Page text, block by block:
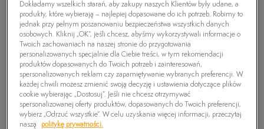
TIMBERLAND T-SHIRT SS HERRING RV WHF
MULTI T
39,99 zł
Dokładamy wszelkich starań, aby zakupy naszych Klientów były udane, a
produkty, które wybierają – najlepiej dopasowane do ich potrzeb. Robimy to
jednak przy pełnym poszanowaniu bezpieczeństwa wszystkich danych
osobowych. Kliknij „OK”, jeśli chcesz, abyśmy wykorzystywali informacje o
Twoich zachowaniach na naszej stronie do przygotowania
personalizowanych specjalnie dla Ciebie treści, w tym rekomendacji
produktów dopasowanych do Twoich potrzeb i zainteresowań,
spersonalizowanych reklam czy zapamiętywanie wybranych preferencji. W
każdej chwili możesz zmienić swoją decyzję i ustawienia dotyczące plików
cookie wybierając „Dostosuj”. Jeśli nie chcesz otrzymywać
spersonalizowanej oferty produktów, dopasowanych do Twoich preferencji,
wybierz „Odrzuć wszystkie”. W celu uzyskania więcej informacji, przeczytaj
naszą
politykę prywatności.